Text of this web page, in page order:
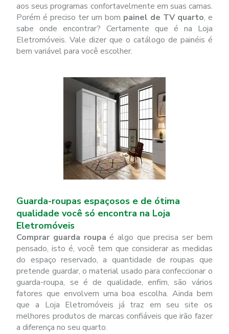
aos seus programas confortavelmente em suas camas.
Porém é preciso ter um bom painel de TV quarto, e
sabe onde encontrar? Certamente que é na Loja
Eletromóveis. Vale dizer que o catálogo de painéis é
bem variável para você escolher.
Guarda-roupas espaçosos e de ótima
qualidade você só encontra na Loja
Eletromóveis
Comprar guarda roupa é algo que precisa ser bem
pensado, isto é, você tem que considerar as medidas
do espaço reservado, a quantidade de roupas que
pretende guardar, o material usado para confeccionar o
guarda-roupa, se é de qualidade, enfim, são vários
fatores que envolvem uma boa escolha. Ainda bem
que a Loja Eletromóveis já traz em seu site os
melhores produtos de marcas confiáveis que irão fazer
a diferença no seu quarto.